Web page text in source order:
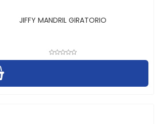
JIFFY MANDRIL GIRATORIO